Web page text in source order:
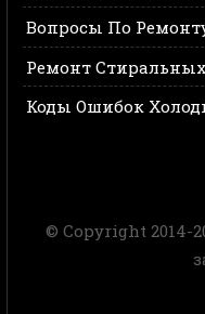
Вопросы По
Ремонт
Коды Ошибок
© Copyright 2014-